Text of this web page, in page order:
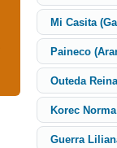
Mi Casita
Paineco
Outeda Reina
Korec Norma
Guerra